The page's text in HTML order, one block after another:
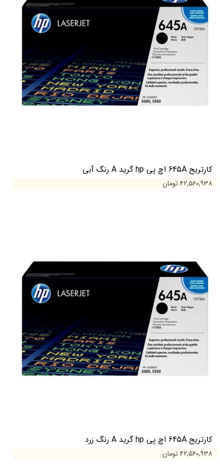
کارتریج 645A اچ پی hp گرید A رنگ آبی
۴۲,۵۶۰,۹۳۸ تومان
کارتریج 645A اچ پی hp گرید A رنگ زرد
۴۲,۵۶۰,۹۳۸ تومان